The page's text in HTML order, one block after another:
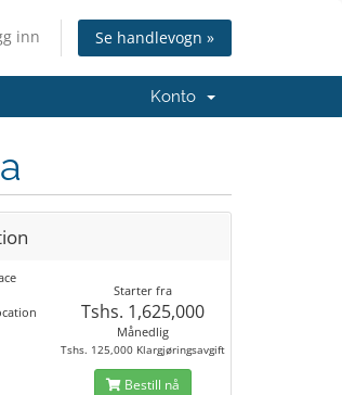
inn Se handlevogn »
Konto
Starter fra
Tshs. 1,625,000
Månedlig
Tshs. 125,000 Klargjøringsavgift
Bestill nå